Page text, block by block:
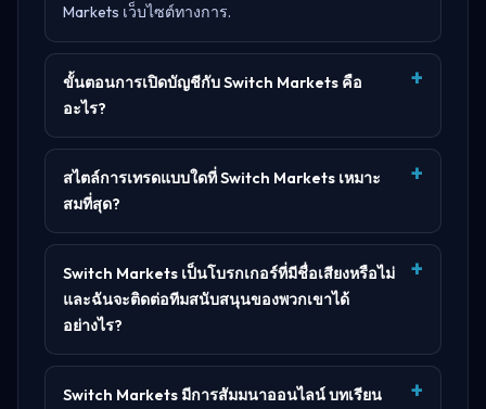
Markets เว็บไซต์ทางการ.
ขั้นตอนการเปิดบัญชีกับ Switch Markets คือ
อะไร?
สไตล์การเทรดแบบใดที่ Switch Markets เหมาะ
สมที่สุด?
Switch Markets เป็นโบรกเกอร์ที่มีชื่อเสียงหรือไม่
และฉันจะติดต่อทีมสนับสนุนของพวกเขาได้
อย่างไร?
Switch Markets มีการสัมมนาออนไลน์ บทเรียน